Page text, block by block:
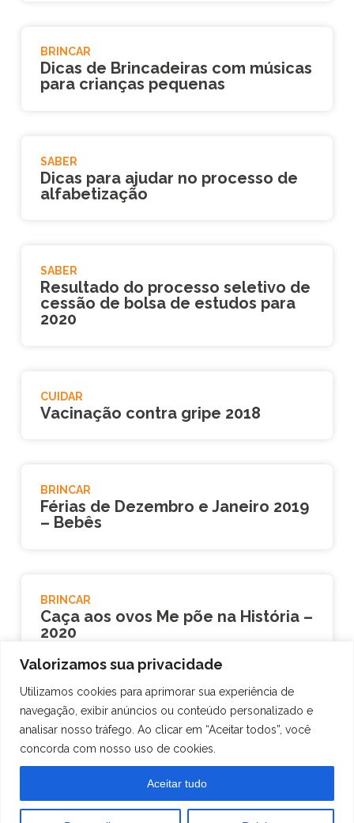
Valorizamos sua privacidade
Utilizamos cookies para aprimorar sua experiência de
navegação, exibir anúncios ou conteúdo personalizado e
analisar nosso tráfego. Ao clicar em “Aceitar todos”, você
concorda com nosso uso de cookies.
Aceitar tudo
Matrículas
BRINCAR
Dicas de Brincadeiras com músicas
para crianças pequenas
SABER
Dicas para ajudar no processo de
alfabetização
SABER
Resultado do processo seletivo de
cessão de bolsa de estudos para
2020
CUIDAR
Vacinação contra gripe 2018
BRINCAR
Férias de Dezembro e Janeiro 2019
– Bebês
BRINCAR
Caça aos ovos Me põe na História –
2020
CUIDAR
3 receitas de papinhas diferentes
para fazer para os pequenos